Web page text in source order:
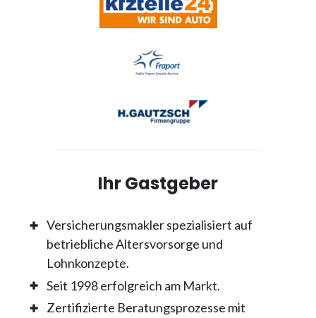
Ihr Gastgeber
Versicherungsmakler spezialisiert auf
betriebliche Altersvorsorge und
Lohnkonzepte.
Seit 1998 erfolgreich am Markt.
Zertifizierte Beratungsprozesse mit